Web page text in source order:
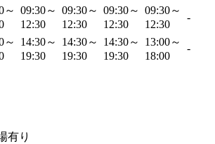
～ 09:30～
12:30
09:30～
12:30
09:30～
12:30
09:30～
12:30
-
～
14:30～
19:30
14:30～
19:30
14:30～
19:30
13:00～
18:00
-
有り